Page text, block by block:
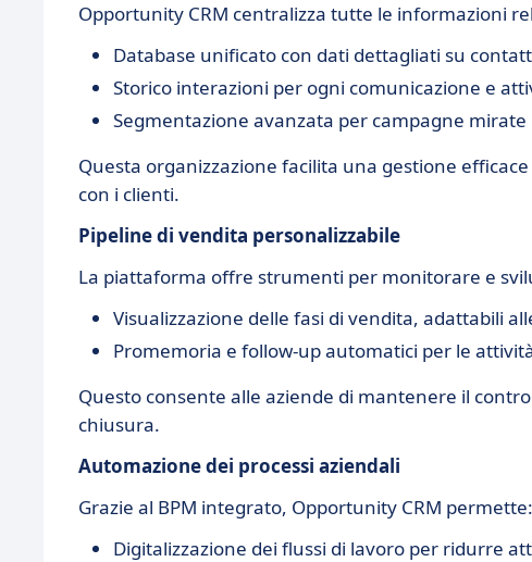
Opportunity CRM centralizza tutte le informazioni
Database unificato con dati dettagliati su
Storico interazioni per ogni comunicazione e
Segmentazione avanzata per campagne mirate
Questa organizzazione facilita una gestione
con i clienti.
Pipeline di vendita personalizzabile
La piattaforma offre strumenti per monitorare e
Visualizzazione delle fasi di vendita, adattabili
Promemoria e follow-up automatici per le
Questo consente alle aziende di mantenere il
chiusura.
Automazione dei processi aziendali
Grazie al BPM integrato, Opportunity CRM permette:
Digitalizzazione dei flussi di lavoro per ridurre